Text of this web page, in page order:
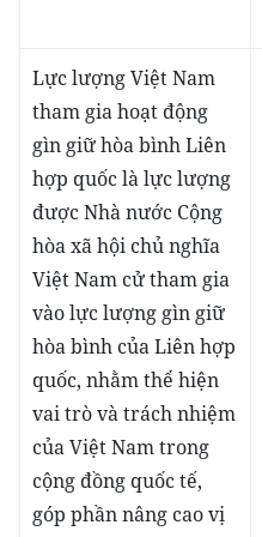
Lực lượng Việt Nam
tham gia hoạt động
gìn giữ hòa bình Liên
hợp quốc là lực lượng
được Nhà nước Cộng
hòa xã hội chủ nghĩa
Việt Nam cử tham gia
vào lực lượng gìn giữ
hòa bình của Liên hợp
quốc, nhằm thể hiện
vai trò và trách nhiệm
của Việt Nam trong
cộng đồng quốc tế,
góp phần nâng cao vị